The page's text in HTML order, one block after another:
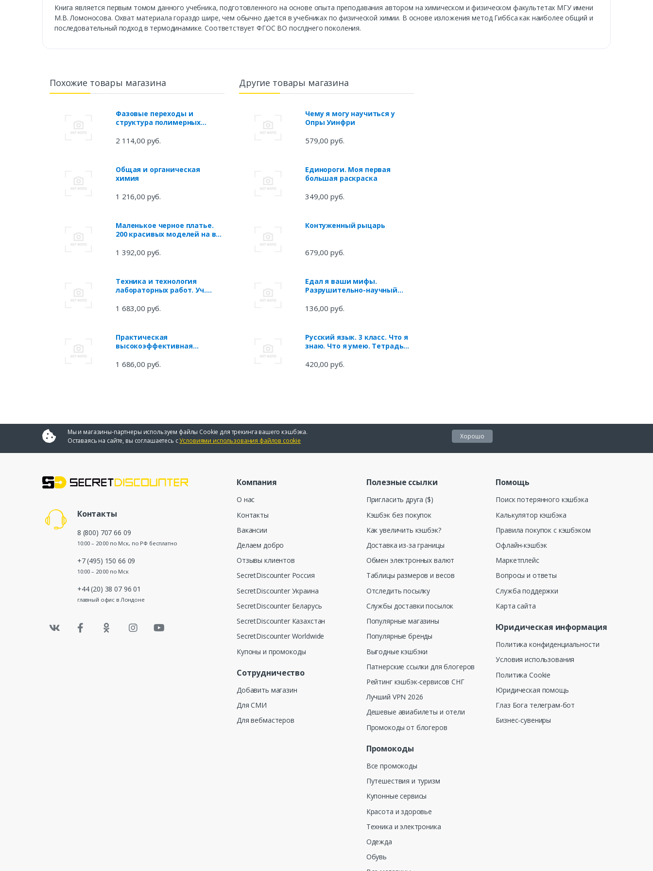
Книга является первым томом данного учебника, подготовленного на основе опыта преподавания автором на химическом и физическом факультетах МГУ имени
М.В. Ломоносова. Охват материала гораздо шире, чем обычно дается в учебниках по физической химии. В основе изложения метод Гиббса как наиболее общий и
последовательный подход в термодинамике. Соответствует ФГОС ВО послднего поколения.
Похожие товары магазина
Фазовые переходы и
структура полимерных
СПО
2 114,00 руб.
Общая и органическая
химия
1 216,00 руб.
Маленькое черное платье.
200 красивых моделей на все
Универсальный конструктор
1 392,00 руб.
Техника и технология
лабораторных работ. Уч.
1 683,00 руб.
Практическая
высокоэффективная
(5 изд) (МХ) Майер
1 686,00 руб.
Другие товары магазина
Чему я могу научиться у
Опры Уинфри
579,00 руб.
Единороги. Моя первая
большая раскраска
349,00 руб.
Контуженный рыцарь
679,00 руб.
Едал я ваши мифы.
Разрушительно-научный
136,00 руб.
Русский язык. 3 класс. Что я
знаю. Что я умею. Тетрадь
частях. 1-е полугодие
420,00 руб.
Мы и магазины-партнеры используем файлы Cookie для трекинга вашего кэшбэка.
Оставаясь на сайте, вы соглашаетесь сУсловиями использования файлов cookie
Хорошо
Контакты
8 (800) 707 66 09
10:00 – 20:00 по Мск, по РФ бесплатно
+7 (495) 150 66 09
10:00 – 20:00 по Мск
+44 (20) 38 07 96 01
главный офис в Лондоне
Компания
О нас
Контакты
Вакансии
Делаем добро
Отзывы клиентов
SecretDiscounter Россия
SecretDiscounter Украина
SecretDiscounter Беларусь
SecretDiscounter Казахстан
SecretDiscounter Worldwide
Купоны и промокоды
Сотрудничество
Добавить магазин
Для СМИ
Для вебмастеров
Полезные ссылки
Пригласить друга ($)
Кэшбэк без покупок
Как увеличить кэшбэк?
Доставка из-за границы
Обмен электронных валют
Таблицы размеров и весов
Отследить посылку
Службы доставки посылок
Популярные магазины
Популярные бренды
Выгодные кэшбэки
Патнерские ссылки для блогеров
Рейтинг кэшбэк-сервисов СНГ
Лучший VPN 2026
Дешевые авиабилеты и отели
Промокоды от блогеров
Промокоды
Все промокоды
Путешествия и туризм
Купонные сервисы
Красота и здоровье
Техника и электроника
Одежда
Обувь
Помощь
Поиск потерянного кэшбэка
Калькулятор кэшбэка
Правила покупок с кэшбэком
Офлайн-кэшбэк
Маркетплейс
Вопросы и ответы
Служба поддержки
Карта сайта
Юридическая информация
Политика конфиденциальности
Условия использования
Политика Cookie
Юридическая помощь
Глаз Бога телеграм-бот
Бизнес-сувениры